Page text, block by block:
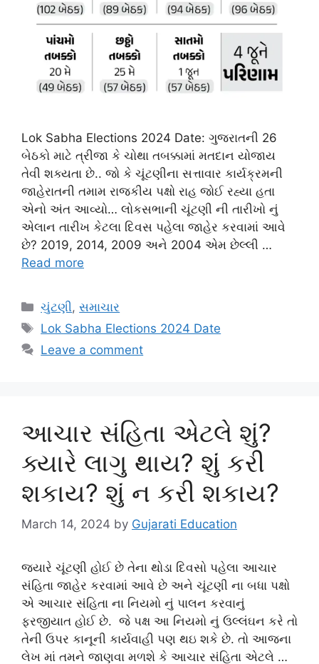
Lok Sabha Elections 2024 Date: ગુજરાતની 26
બેઠકો માટે ત્રીજા કે ચોથા તબક્કામાં મતદાન યોજાય
તેવી શક્યતા છે.. જો કે ચૂંટણીના સત્તાવાર કાર્યક્રમની
જાહેરાતની તમામ રાજકીય પક્ષો રાહ જોઈ રહ્યા હતા
એનો અંત આવ્યો… લોકસભાની ચૂંટણી ની તારીખો નું
એલાન તારીખ કેટલા દિવસ પહેલા જાહેર કરવામાં આવે
છે? 2019, 2014, 2009 અને 2004 એમ છેલ્લી …
Read more
Categories
ચુંટણી,સમાચાર
Tags
Lok Sabha Elections 2024 Date
Leave a comment
આચાર સંહિતા એટલે શું?
ક્યારે લાગુ થાય? શું કરી
શકાય? શું ન કરી શકાય?
March 14, 2024 by Gujarati Education
જયારે ચૂંટણી હોઈ છે તેના થોડા દિવસો પહેલા આચાર
સંહિતા જાહેર કરવામાં આવે છે અને ચૂંટણી ના બધા પક્ષો
એ આચાર સંહિતા ના નિયમો નું પાલન કરવાનું
ફરજીયાત હોઈ છે. જે પક્ષ આ નિયમો નું ઉલ્લંઘન કરે તો
તેની ઉપર કાનૂની કાર્યવાહી પણ થઇ શકે છે. તો આજના
લેખ માં તમને જાણવા મળશે કે આચાર સંહિતા એટલે …